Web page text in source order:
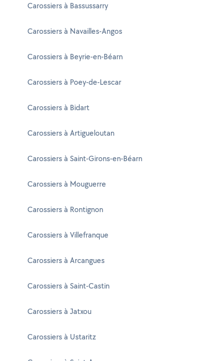
Carossiers à Bassussarry
Carossiers à Navailles-Angos
Carossiers à Beyrie-en-Béarn
Carossiers à Poey-de-Lescar
Carossiers à Bidart
Carossiers à Artigueloutan
Carossiers à Saint-Girons-en-Béarn
Carossiers à Mouguerre
Carossiers à Rontignon
Carossiers à Villefranque
Carossiers à Arcangues
Carossiers à Saint-Castin
Carossiers à Jatxou
Carossiers à Ustaritz